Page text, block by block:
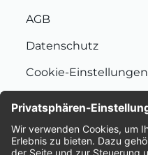
AGB
Datenschutz
Cookie-Einstellungen
Bewertungen